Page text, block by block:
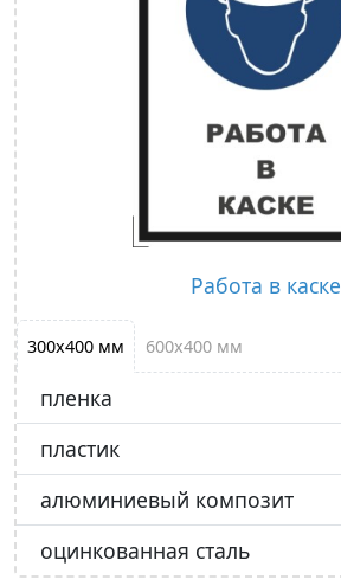
Работа в каске
300х400 мм 600х400 мм
пленка
пластик
алюминиевый композит
оцинкованная сталь